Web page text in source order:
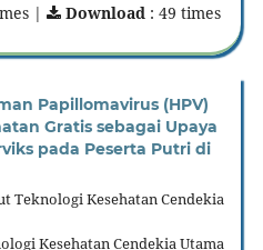
| Download : 49 times
Papillomavirus (HPV)
Gratis sebagai Upaya
pada Peserta Putri di
Teknologi Kesehatan Cendekia
Kesehatan Cendekia Utama